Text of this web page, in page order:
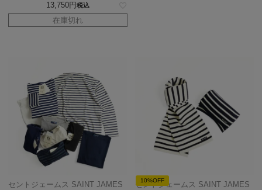
13,750 税込
在庫切れ
セントジェームス SAINT JAMES
10%OFF
セントジェームス SAINT JAMES